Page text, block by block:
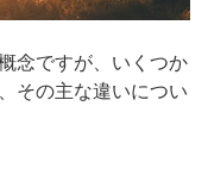
念ですが、いくつか
その主な違いについ